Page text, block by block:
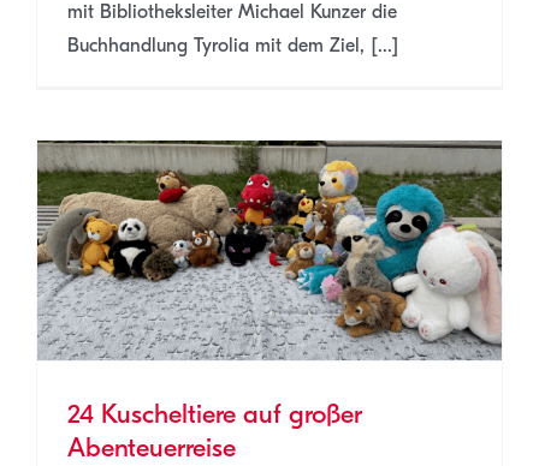
mit Bibliotheksleiter Michael Kunzer die
Buchhandlung Tyrolia mit dem Ziel, [...]
24 Kuscheltiere auf großer
Abenteuerreise